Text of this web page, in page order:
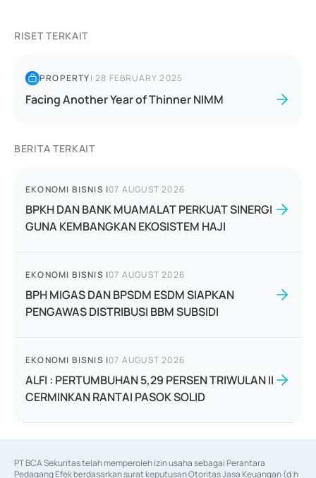
RISET TERKAIT
PROPERTY|28 FEBRUARY 2025
Facing Another Year of Thinner NIMM
BERITA TERKAIT
EKONOMI BISNIS |07 AUGUST 2026
BPKH DAN BANK MUAMALAT PERKUAT SINERGI
GUNA KEMBANGKAN EKOSISTEM HAJI
EKONOMI BISNIS |07 AUGUST 2026
BPH MIGAS DAN BPSDM ESDM SIAPKAN
PENGAWAS DISTRIBUSI BBM SUBSIDI
EKONOMI BISNIS |07 AUGUST 2026
ALFI : PERTUMBUHAN 5,29 PERSEN TRIWULAN II
CERMINKAN RANTAI PASOK SOLID
PT BCA Sekuritas telah memperoleh izin usaha sebagai Perantara
Pedagang Efek berdasarkan surat keputusan Otoritas Jasa Keuangan (d.h